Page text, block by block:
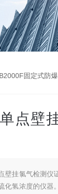
固定式防爆型单
点壁
壁挂氯气检测仪
化氢浓度的仪器